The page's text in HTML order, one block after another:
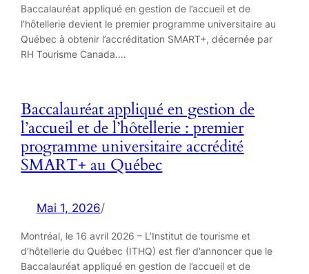
Baccalauréat appliqué en gestion de l’accueil et de
l’hôtellerie devient le premier programme universitaire au
Québec à obtenir l’accréditation SMART+, décernée par
RH Tourisme Canada.…
Baccalauréat appliqué en gestion de
l’accueil et de l’hôtellerie : premier
programme universitaire accrédité
SMART+ au Québec
Mai 1, 2026/
Montréal, le 16 avril 2026 – L’Institut de tourisme et
d’hôtellerie du Québec (ITHQ) est fier d’annoncer que le
Baccalauréat appliqué en gestion de l’accueil et de